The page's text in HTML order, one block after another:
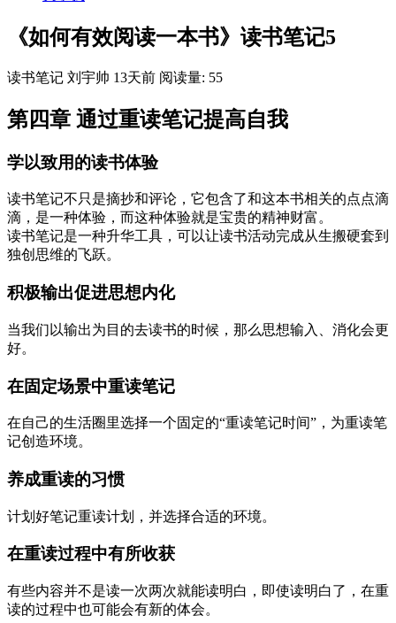
《如何有效阅读一本书》读书笔记5
读书笔记 刘宇帅 13天前 阅读量: 55
第四章 通过重读笔记提高自我
学以致用的读书体验
读书笔记不只是摘抄和评论，它包含了和这本书相关的点点滴
滴，是一种体验，而这种体验就是宝贵的精神财富。
读书笔记是一种升华工具，可以让读书活动完成从生搬硬套到
独创思维的飞跃。
积极输出促进思想内化
当我们以输出为目的去读书的时候，那么思想输入、消化会更
好。
在固定场景中重读笔记
在自己的生活圈里选择一个固定的“重读笔记时间”，为重读笔
记创造环境。
养成重读的习惯
计划好笔记重读计划，并选择合适的环境。
在重读过程中有所收获
有些内容并不是读一次两次就能读明白，即使读明白了，在重
读的过程中也可能会有新的体会。